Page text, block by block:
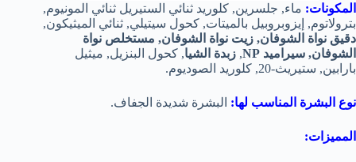
المكونات: ماء, جلسرين, كلوريد ثنائي الستيريل ثنائي المونيوم,
بترولاتوم, إيزوبروبيل بالميتات, كحول سيتيلي, ثنائي الميثيكون,
دقيق نواة الشوفان, زيت نواة الشوفان, مستخلص نواة
الشوفان, سيراميد NP , زبدة الشيا, كحول البنزيل, ميثيل
بارابين, ستيريث-20, كلوريد الصوديوم.
نوع البشرة المناسب لها: البشرة شديدة الجفاف.
المميزات: